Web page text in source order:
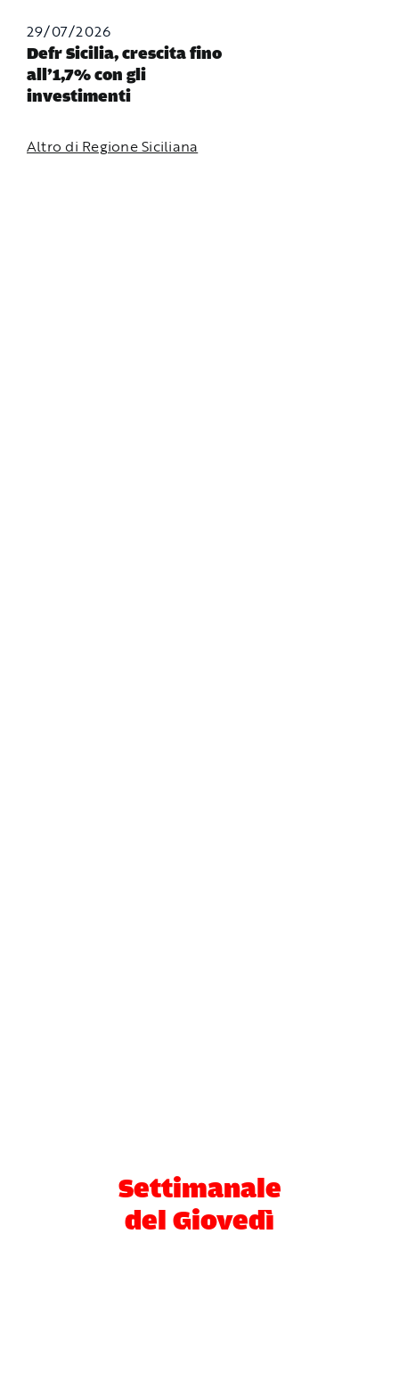
29/07/2026
Defr Sicilia, crescita fino
all’1,7% con gli
investimenti
Altro di Regione Siciliana
Settimanale
del Giovedì